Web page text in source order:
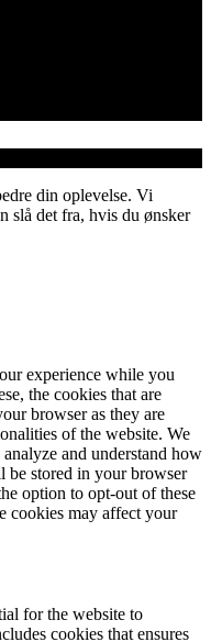
din oplevelse. Vi
slå det fra, hvis du ønsker
experience while you
the cookies that are
browser as they are
of the website. We
and understand how
be stored in your browser
option to opt-out of these
cookies may affect your
for the website to
cookies that ensures